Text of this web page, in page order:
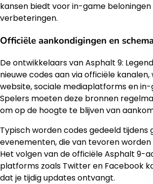
kansen biedt voor in-game beloningen
verbeteringen.
Officiële aankondigingen en
De ontwikkelaars van Asphalt 9:
nieuwe codes aan via officiële
website, sociale mediaplatforms en
Spelers moeten deze bronnen
om op de hoogte te blijven van
Typisch worden codes gedeeld tijdens
evenementen, die van tevoren worden
Het volgen van de officiële Asphalt 9-
platforms zoals Twitter en Facebook
dat je tijdig updates ontvangt.